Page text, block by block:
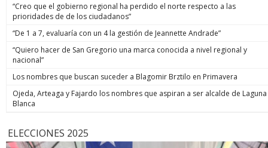
“Creo que el gobierno regional ha perdido el norte respecto a las
prioridades de de los ciudadanos”
“De 1 a 7, evaluaría con un 4 la gestión de Jeannette Andrade”
“Quiero hacer de San Gregorio una marca conocida a nivel regional y
nacional”
Los nombres que buscan suceder a Blagomir Brztilo en Primavera
Ojeda, Arteaga y Fajardo los nombres que aspiran a ser alcalde de Laguna
Blanca
ELECCIONES 2025